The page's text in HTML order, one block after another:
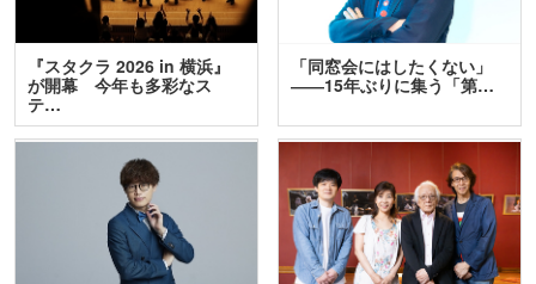
『スタクラ 2026 in 横浜』
が開幕 今年も多彩なス
テ…
「同窓会にはしたくない」
――15年ぶりに集う「第…